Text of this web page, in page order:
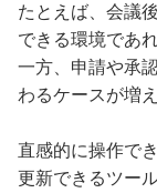
たとえば、会議
できる環境であ
一方、申請や承
わるケースが増え
直感的に操作で
更新できるツー